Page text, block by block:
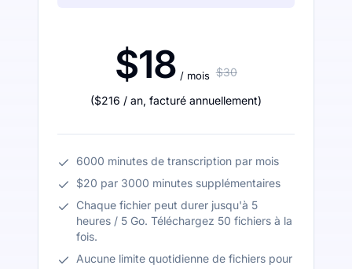
$18 / mois $30
($216 / an, facturé annuellement)
6000 minutes de transcription par mois
$20 par 3000 minutes supplémentaires
Chaque fichier peut durer jusqu'à 5
heures / 5 Go. Téléchargez 50 fichiers à la
fois.
Aucune limite quotidienne de fichiers pour